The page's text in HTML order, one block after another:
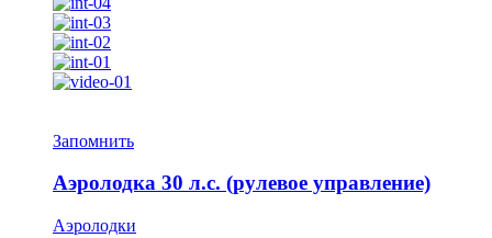
Запомнить
Аэролодка 30 л.с. (рулевое управление)
Аэролодки